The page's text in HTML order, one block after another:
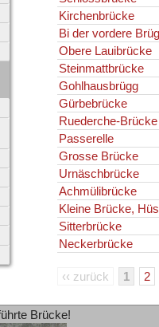
Kirchenbrücke
Bi der vordere
Obere Lauibrücke
Steinmattbrücke
Gohlhausbrügg
Gürbebrücke
Ruederche-Brücke
Passerelle
Grosse Brücke
Urnäschbrücke
Achmülibrücke
Kleine Brücke,
Sitterbrücke
Neckerbrücke
‹‹ zurück 1 2
Brücke!